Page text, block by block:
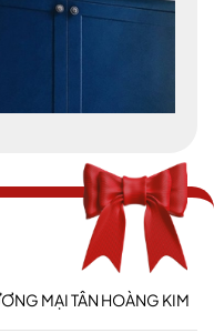
MẠI TÂN HOÀNG KIM